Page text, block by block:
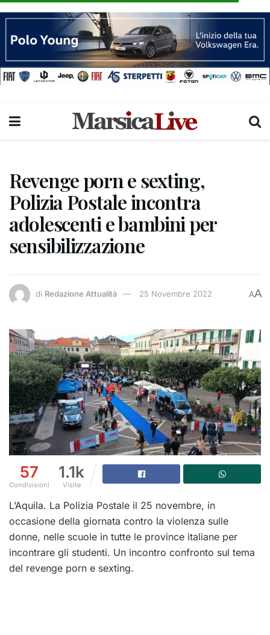
Revenge porn e sexting,
Polizia Postale incontra
adolescenti e bambini per
sensibilizzazione
di Redazione Attualità 25 Novembre 2022 AA
57
Condivisioni
1.1k
Visite
L’Aquila. La Polizia Postale il 25 novembre, in
occasione della giornata contro la violenza sulle
donne, nelle scuole in tutte le province italiane per
incontrare gli studenti. Un incontro confronto sul tema
del revenge porn e sexting.